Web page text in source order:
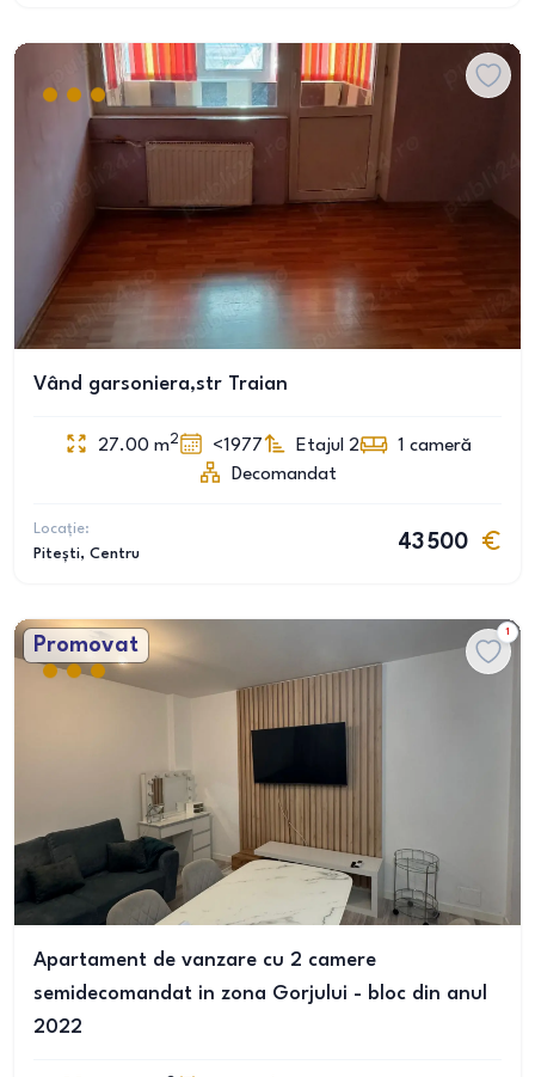
Vând garsoniera,str Traian
27.00 m2 <1977 Etajul 2 1 cameră
Decomandat
Locație:
Pitești, Centru
43 500
Promovat
1
Apartament de vanzare cu 2 camere
semidecomandat in zona Gorjului - bloc din anul
2022